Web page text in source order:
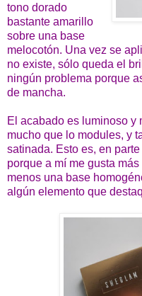
tono dorado
bastante amarillo
sobre una base
melocotón. Una vez se
no existe, sólo queda el
ningún problema porque
de mancha.
El acabado es luminoso y
mucho que lo modules, y
satinada. Esto es, en
porque a mí me gusta
menos una base
algún elemento que